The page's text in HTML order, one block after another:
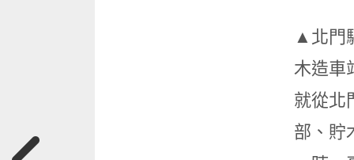
▲北門
木造車
就從北
部、貯